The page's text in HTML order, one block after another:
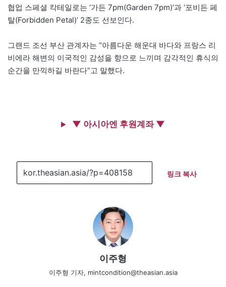
협업 스페셜 칵테일로는 ‘가든 7pm(Garden 7pm)’과 ‘포비든 페
탈(Forbidden Petal)’ 2종도 선보인다.
그랜드 조선 부산 관계자는 “아름다운 해운대 바다와 프랑스 리
비에라 해변의 이국적인 감성을 향으로 느끼며 감각적인 휴식의
순간을 만끽하길 바란다”고 말했다.
▼ 아시아엔 후원계좌 ▼
링크 복사
이주형
이주형 기자, mintcondition@theasian.asia